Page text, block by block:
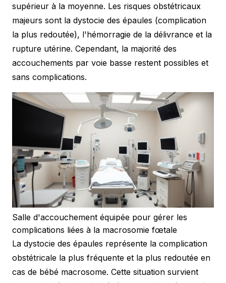
supérieur à la moyenne. Les risques obstétricaux
majeurs sont la dystocie des épaules (complication
la plus redoutée), l'hémorragie de la délivrance et la
rupture utérine. Cependant, la majorité des
accouchements par voie basse restent possibles et
sans complications.
Salle d'accouchement équipée pour gérer les
complications liées à la macrosomie fœtale
La dystocie des épaules représente la complication
obstétricale la plus fréquente et la plus redoutée en
cas de bébé macrosome. Cette situation survient